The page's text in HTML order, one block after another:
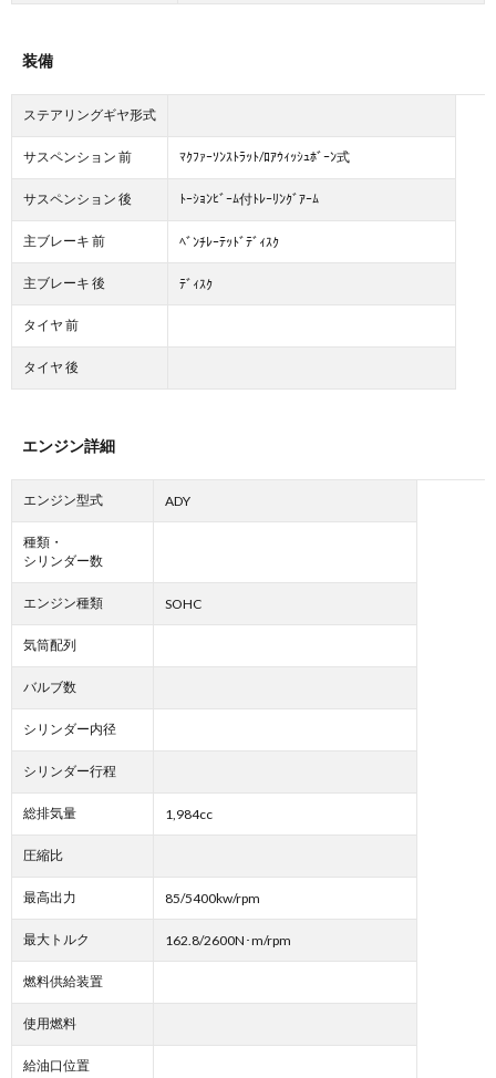
装備
ステアリングギヤ形式
サスペンション 前 ﾏｸﾌｧｰｿﾝｽﾄﾗｯﾄ/ﾛｱｳｨｯｼｭﾎﾞｰﾝ式
サスペンション 後 ﾄｰｼｮﾝﾋﾞｰﾑ付ﾄﾚｰﾘﾝｸﾞｱｰﾑ
主ブレーキ 前 ﾍﾞﾝﾁﾚｰﾃｯﾄﾞﾃﾞｨｽｸ
主ブレーキ 後 ﾃﾞｨｽｸ
タイヤ 前
タイヤ 後
エンジン詳細
エンジン型式 ADY
種類・
シリンダー数
エンジン種類 SOHC
気筒配列
バルブ数
シリンダー内径
シリンダー行程
総排気量 1,984cc
圧縮比
最高出力 85/5400kw/rpm
最大トルク 162.8/2600N･m/rpm
燃料供給装置
使用燃料
給油口位置